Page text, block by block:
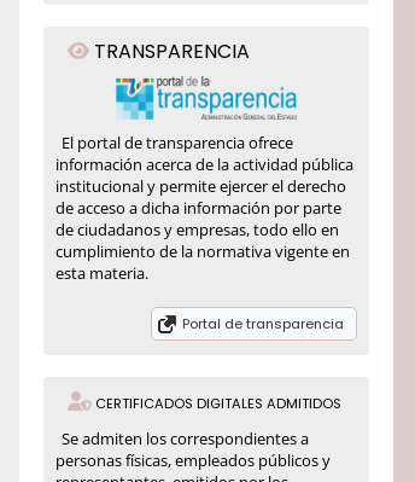
TRANSPARENCIA
El portal de transparencia ofrece
información acerca de la actividad pública
institucional y permite ejercer el derecho
de acceso a dicha información por parte
de ciudadanos y empresas, todo ello en
cumplimiento de la normativa vigente en
esta materia.
Portal de transparencia
CERTIFICADOS DIGITALES ADMITIDOS
Se admiten los correspondientes a
personas físicas, empleados públicos y